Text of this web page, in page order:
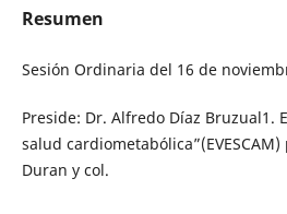
Resumen
Sesión Ordinaria del 16 de
Preside: Dr. Alfredo Díaz Bruzual1.
salud
Duran y col.